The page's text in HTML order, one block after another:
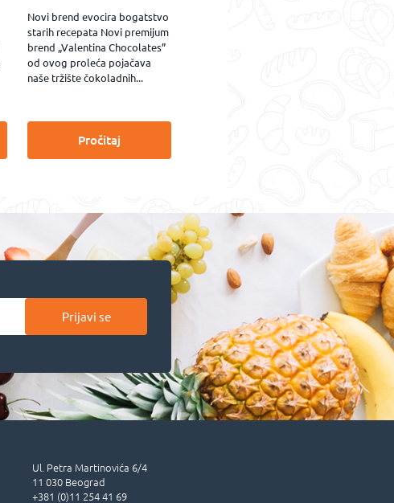
Novi brend evocira bogatstvo
starih recepata Novi premijum
brend „Valentina Chocolates”
od ovog proleća pojačava
naše tržište čokoladnih...
Pročitaj
Prijavi se
Ul. Petra Martinovića 6/4
11 030 Beograd
+381 (0)11 254 41 69